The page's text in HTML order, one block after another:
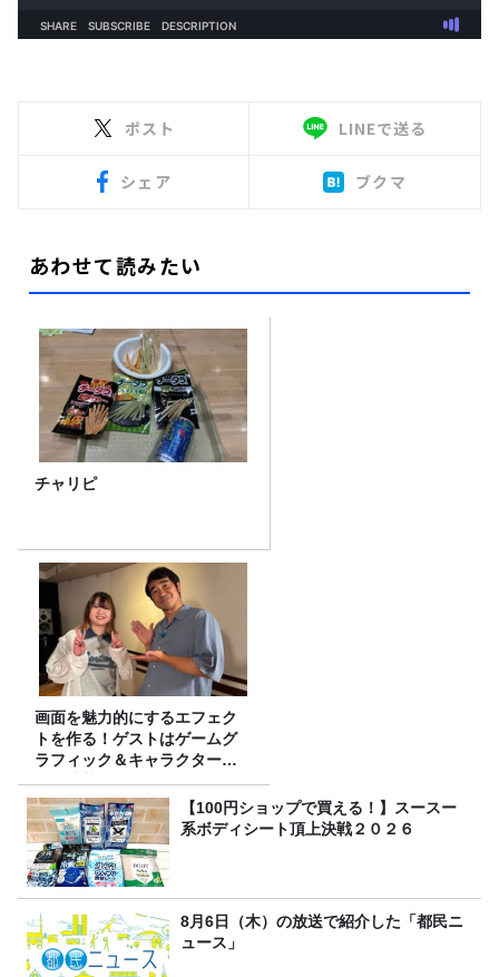
ポスト LINEで送る
シェア ブクマ
あわせて読みたい
チャリピ
画面を魅力的にするエフェク
トを作る！ゲストはゲームグ
ラフィック＆キャラクター専
攻の遠藤里桜さん！
【100円ショップで買える！】スースー
系ボディシート頂上決戦２０２６
8月6日（木）の放送で紹介した「都民ニ
ュース」